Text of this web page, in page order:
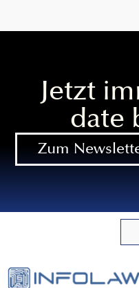
Jetzt
date
Zum